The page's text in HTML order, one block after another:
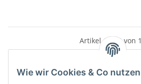
Artikel 1 - 10 von
Wie wir Cookies & Co nutzen